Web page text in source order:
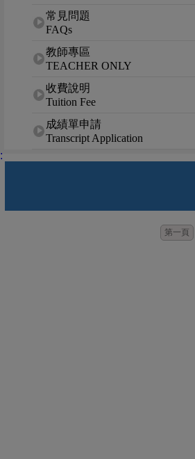
常見問題
FAQs
教師專區
TEACHER ONLY
收費說明
Tuition Fee
成績單申請
Transcript Application
第一頁